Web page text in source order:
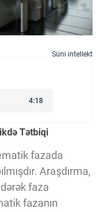
Süni intellekt
Tətbiqi
fazada
Araşdırma,
faza
fazanın